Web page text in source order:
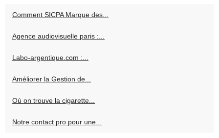
Comment SICPA Marque des...
Agence audiovisuelle paris :...
Labo-argentique.com :...
Améliorer la Gestion de...
Où on trouve la cigarette...
Notre contact pro pour une...